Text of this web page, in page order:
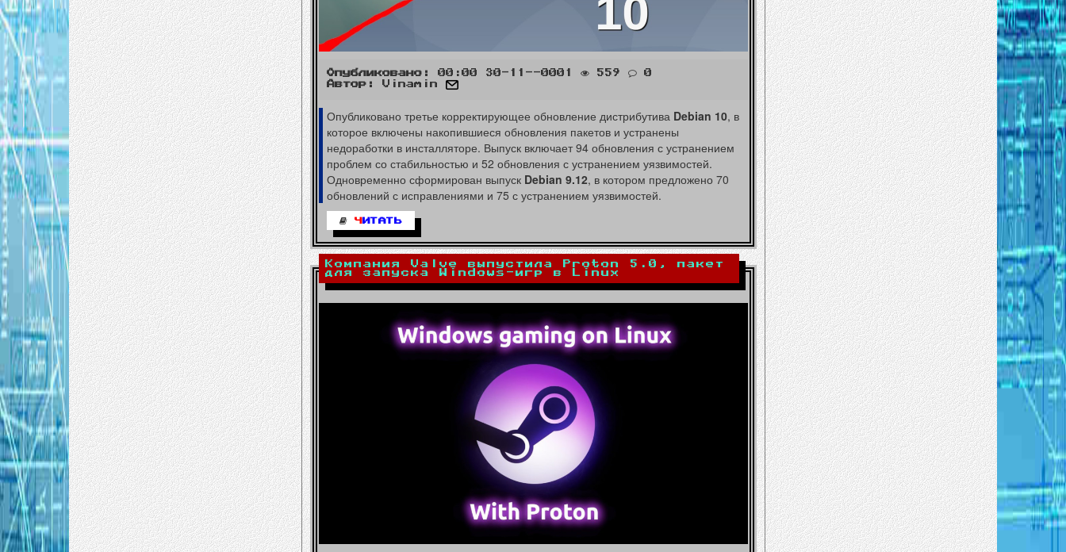
Опубликовано: 00:00 30-11--0001 559
0
Автор:
Vinamin
Опубликовано третье корректирующее обновление дистрибутива Debian 10, в
которое включены накопившиеся обновления пакетов и устранены
недоработки в инсталляторе. Выпуск включает 94 обновления с устранением
проблем со стабильностью и 52 обновления с устранением уязвимостей.
Одновременно сформирован выпуск Debian 9.12, в котором предложено 70
обновлений с исправлениями и 75 с устранением уязвимостей.
Ч ИТАТЬ
Компания Valve выпустила Proton 5.0, пакет
для запуска Windows-игр в Linux